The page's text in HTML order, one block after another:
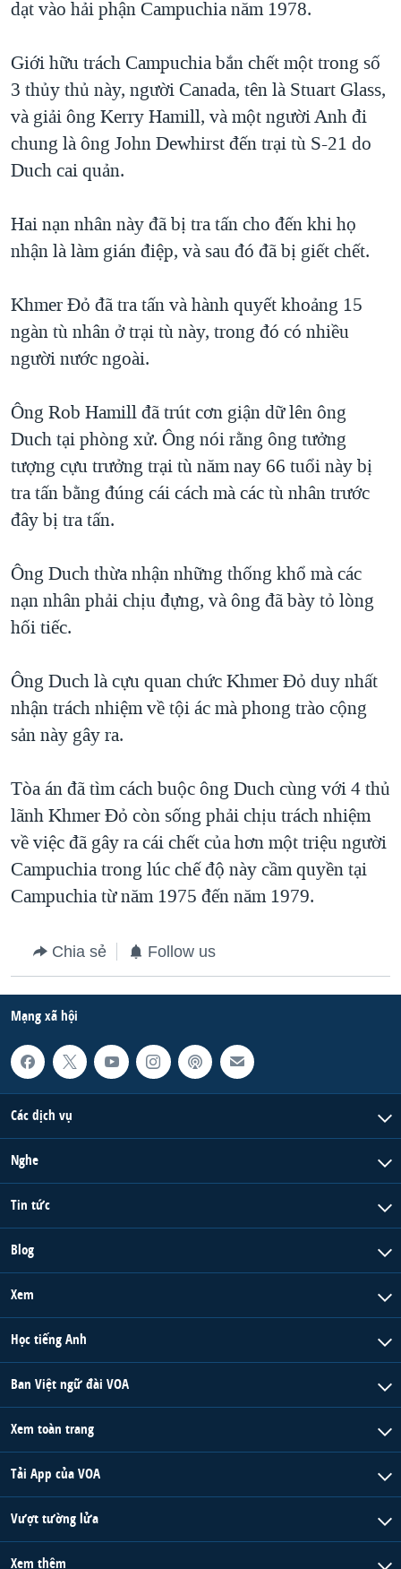
dạt vào hải phận Campuchia năm 1978.
Giới hữu trách Campuchia bắn chết một trong số
3 thủy thủ này, người Canada, tên là Stuart Glass,
và giải ông Kerry Hamill, và một người Anh đi
chung là ông John Dewhirst đến trại tù S-21 do
Duch cai quản.
Hai nạn nhân này đã bị tra tấn cho đến khi họ
nhận là làm gián điệp, và sau đó đã bị giết chết.
Khmer Đỏ đã tra tấn và hành quyết khoảng 15
ngàn tù nhân ở trại tù này, trong đó có nhiều
người nước ngoài.
Ông Rob Hamill đã trút cơn giận dữ lên ông
Duch tại phòng xử. Ông nói rằng ông tưởng
tượng cựu trưởng trại tù năm nay 66 tuổi này bị
tra tấn bằng đúng cái cách mà các tù nhân trước
đây bị tra tấn.
Ông Duch thừa nhận những thống khổ mà các
nạn nhân phải chịu đựng, và ông đã bày tỏ lòng
hối tiếc.
Ông Duch là cựu quan chức Khmer Đỏ duy nhất
nhận trách nhiệm về tội ác mà phong trào cộng
sản này gây ra.
Tòa án đã tìm cách buộc ông Duch cùng với 4 thủ
lãnh Khmer Đỏ còn sống phải chịu trách nhiệm
về việc đã gây ra cái chết của hơn một triệu người
Campuchia trong lúc chế độ này cầm quyền tại
Campuchia từ năm 1975 đến năm 1979.
Chia sẻ Follow us
Mạng xã hội
Các dịch vụ
Nghe
Tin tức
Blog
Xem
Học tiếng Anh
Ban Việt ngữ đài VOA
Xem toàn trang
Tải App của VOA
Vượt tường lửa
Xem thêm